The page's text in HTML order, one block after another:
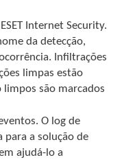
Internet Security.
da detecção,
Infiltrações
limpas estão
são marcados
O log de
para a solução de
ajudá-lo a